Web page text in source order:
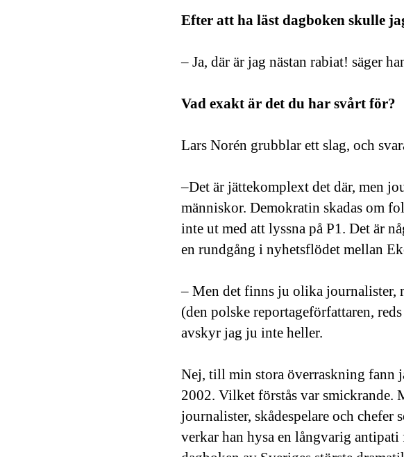
Efter att ha läst dagboken skulle
– Ja, där är jag nästan rabiat! säger
Vad exakt är det du har svårt för?
Lars Norén grubblar ett slag, och
–Det är jättekomplext det där, men
människor. Demokratin skadas om
inte ut med att lyssna på P1. Det är
en rundgång i nyhetsflödet mellan
– Men det finns ju olika journalister,
(den polske reportageförfattaren,
avskyr jag ju inte heller.
Nej, till min stora överraskning fann
2002. Vilket förstås var smickrande.
journalister, skådespelare och
verkar han hysa en långvarig